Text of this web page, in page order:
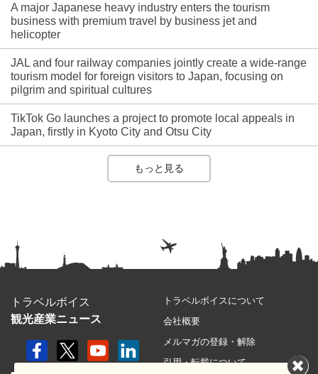
A major Japanese heavy industry enters the tourism
business with premium travel by business jet and
helicopter
JAL and four railway companies jointly create a wide-range
tourism model for foreign visitors to Japan, focusing on
pilgrim and spiritual cultures
TikTok Go launches a project to promote local appeals in
Japan, firstly in Kyoto City and Otsu City
もっと見る
トラベルボイス
観光産業ニュース
トラベルボイスについて
会社概要
メルマガの登録・解除
引用・転載について